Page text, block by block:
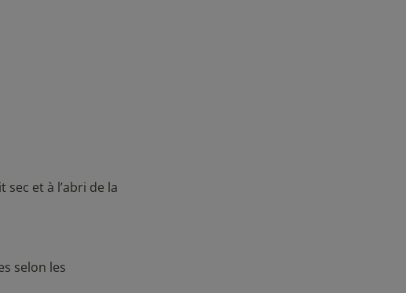
et à l’abri de la
selon les